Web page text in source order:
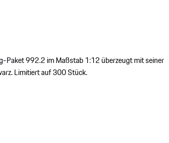
Paket 992.2 im Maßstab 1:12 überzeugt mit seiner
Limitiert auf 300 Stück.